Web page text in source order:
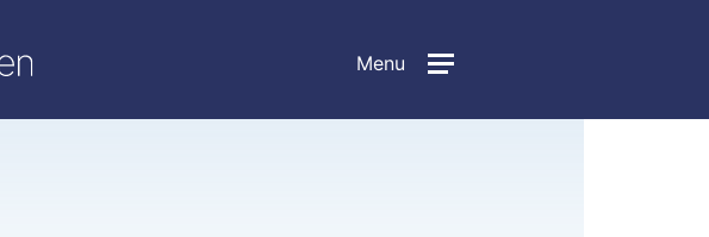
Menu